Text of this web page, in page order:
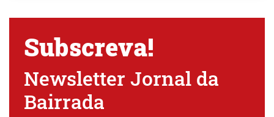
Subscreva!
Newsletter Jornal da
Bairrada